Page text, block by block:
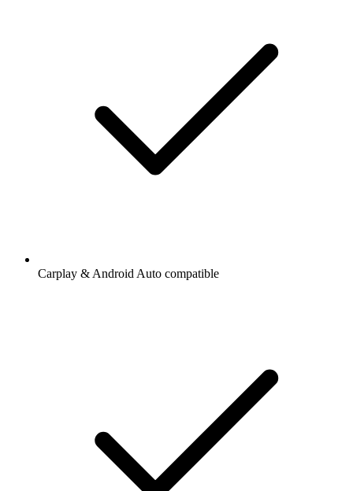
Carplay & Android Auto compatible